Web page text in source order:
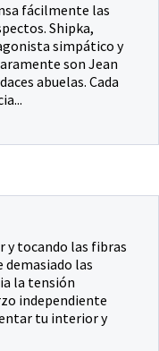
fácilmente las
Shipka,
simpático y
son Jean
abuelas. Cada
y tocando las fibras
demasiado las
la tensión
independiente
tu interior y